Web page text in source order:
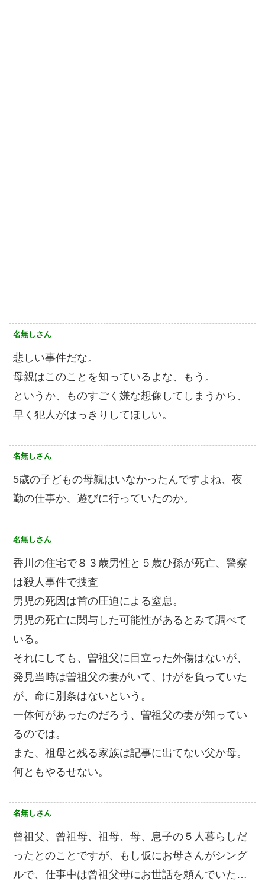
名無しさん
悲しい事件だな。
母親はこのことを知っているよな、もう。
というか、ものすごく嫌な想像してしまうから、
早く犯人がはっきりしてほしい。
名無しさん
5歳の子どもの母親はいなかったんですよね、夜
勤の仕事か、遊びに行っていたのか。
名無しさん
香川の住宅で８３歳男性と５歳ひ孫が死亡、警察
は殺人事件で捜査
男児の死因は首の圧迫による窒息。
男児の死亡に関与した可能性があるとみて調べて
いる。
それにしても、曽祖父に目立った外傷はないが、
発見当時は曽祖父の妻がいて、けがを負っていた
が、命に別条はないという。
一体何があったのだろう、曽祖父の妻が知ってい
るのでは。
また、祖母と残る家族は記事に出てない父か母。
何ともやるせない。
名無しさん
曾祖父、曾祖母、祖母、母、息子の５人暮らしだ
ったとのことですが、もし仮にお母さんがシング
ルで、仕事中は曾祖父母にお世話を頼んでいた…